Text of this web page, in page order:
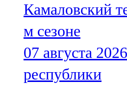
Камаловский
м сезоне
07 августа 2026
республики